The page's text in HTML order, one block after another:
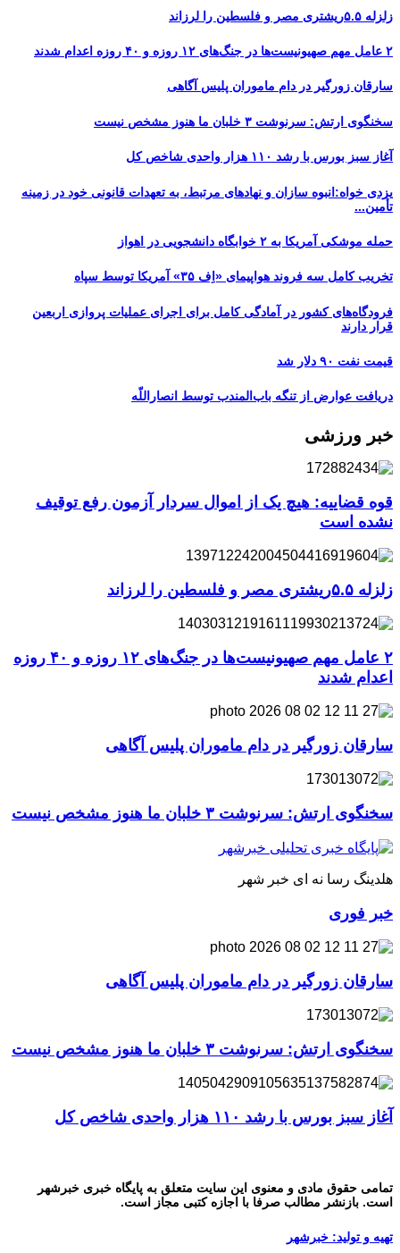
زلزله ۵.۵ریشتری مصر و فلسطین را لرزاند
۲ عامل مهم صهیونیست‌ها در جنگ‌های ۱۲ روزه و ۴۰ روزه اعدام شدند
سارقان زورگیر در دام ماموران پلیس آگاهی
سخنگوی ارتش: سرنوشت ۳ خلبان ما هنوز مشخص نیست
آغاز سبز بورس با رشد ۱۱۰ هزار واحدی شاخص کل
یزدی خواه:انبوه سازان و نهادهای مرتبط، به تعهدات قانونی خود در زمینه
تأمین...
حمله موشکی آمریکا به ۲ خوابگاه دانشجویی در اهواز
تخریب کامل سه فروند هواپیمای «اِف ۳۵» آمریکا توسط سپاه
فرودگاه‌های کشور در آمادگی کامل برای اجرای عملیات پروازی اربعین
قرار دارند
قیمت نفت ۹۰ دلار شد
دریافت عوارض از تنگه باب‌المندب توسط انصاراللّه
خبر ورزشی
قوه قضاییه: هیچ یک از اموال سردار آزمون رفع توقیف
نشده است
زلزله ۵.۵ریشتری مصر و فلسطین را لرزاند
۲ عامل مهم صهیونیست‌ها در جنگ‌های ۱۲ روزه و ۴۰ روزه
اعدام شدند
سارقان زورگیر در دام ماموران پلیس آگاهی
سخنگوی ارتش: سرنوشت ۳ خلبان ما هنوز مشخص نیست
هلدینگ رسا نه ای خبر شهر
خبر فوری
سارقان زورگیر در دام ماموران پلیس آگاهی
سخنگوی ارتش: سرنوشت ۳ خلبان ما هنوز مشخص نیست
آغاز سبز بورس با رشد ۱۱۰ هزار واحدی شاخص کل
تمامی حقوق مادی و معنوی این سایت متعلق به پایگاه خبری خبرشهر
است. بازنشر مطالب صرفا با اجازه کتبی مجاز است.
تهیه و تولید: خبرشهر